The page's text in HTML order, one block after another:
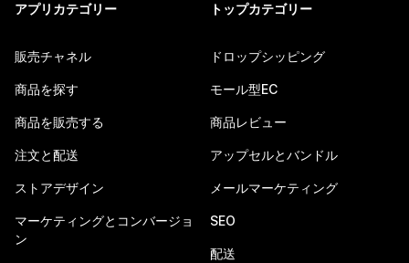
アプリカテゴリー
販売チャネル
商品を探す
商品を販売する
注文と配送
ストアデザイン
マーケティングとコンバージョ
ン
トップカテゴリー
ドロップシッピング
モール型EC
商品レビュー
アップセルとバンドル
メールマーケティング
SEO
配送